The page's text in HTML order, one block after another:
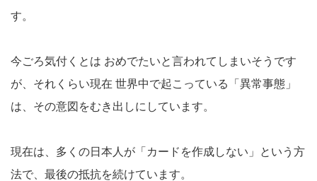
す。
今ごろ気付くとは おめでたいと言われてしまいそうです
が、それくらい現在 世界中で起こっている「異常事態」
は、その意図をむき出しにしています。
現在は、多くの日本人が「カードを作成しない」という方
法で、最後の抵抗を続けています。